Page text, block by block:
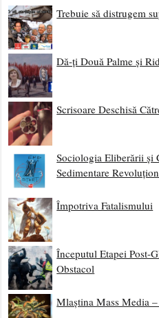
Trebuie să distrugem
Dă-ți Două Palme și
Scrisoare Deschisă
Sociologia Eliberării și
Sedimentare
Împotriva Fatalismului
Începutul Etapei Post-
Obstacol
Mlaștina Mass Media